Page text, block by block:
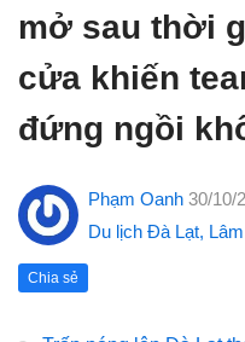
mở sau thời
cửa khiến
đứng ngồi
Phạm Oanh 30/10/
Du lịch Đà Lạt,
Chia sẻ